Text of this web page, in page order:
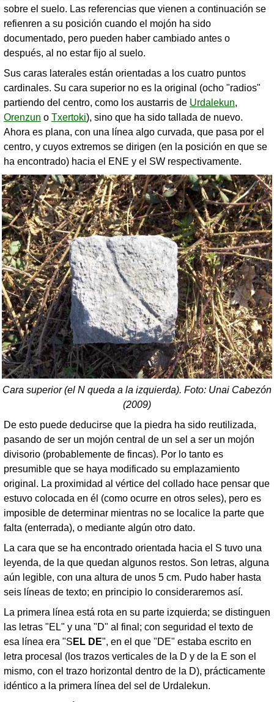
sobre el suelo. Las referencias que vienen a continuación se
refienren a su posición cuando el mojón ha sido
documentado, pero pueden haber cambiado antes o
después, al no estar fijo al suelo.
Sus caras laterales están orientadas a los cuatro puntos
cardinales. Su cara superior no es la original (ocho "radios"
partiendo del centro, como los austarris de Urdalekun,
Orenzun o Txertoki), sino que ha sido tallada de nuevo.
Ahora es plana, con una línea algo curvada, que pasa por el
centro, y cuyos extremos se dirigen (en la posición en que se
ha encontrado) hacia el ENE y el SW respectivamente.
Cara superior (el N queda a la izquierda). Foto: Unai Cabezón
(2009)
De esto puede deducirse que la piedra ha sido reutilizada,
pasando de ser un mojón central de un sel a ser un mojón
divisorio (probablemente de fincas). Por lo tanto es
presumible que se haya modificado su emplazamiento
original. La proximidad al vértice del collado hace pensar que
estuvo colocada en él (como ocurre en otros seles), pero es
imposible de determinar mientras no se localice la parte que
falta (enterrada), o mediante algún otro dato.
La cara que se ha encontrado orientada hacia el S tuvo una
leyenda, de la que quedan algunos restos. Son letras, alguna
aún legible, con una altura de unos 5 cm. Pudo haber hasta
seis líneas de texto; en principio lo consideraremos así.
La primera línea está rota en su parte izquierda; se distinguen
las letras "EL" y una "D" al final; con seguridad el texto de
esa línea era "S EL DE", en el que "DE" estaba escrito en
letra procesal (los trazos verticales de la D y de la E son el
mismo, con el trazo horizontal dentro de la D), prácticamente
idéntico a la primera línea del sel de Urdalekun.